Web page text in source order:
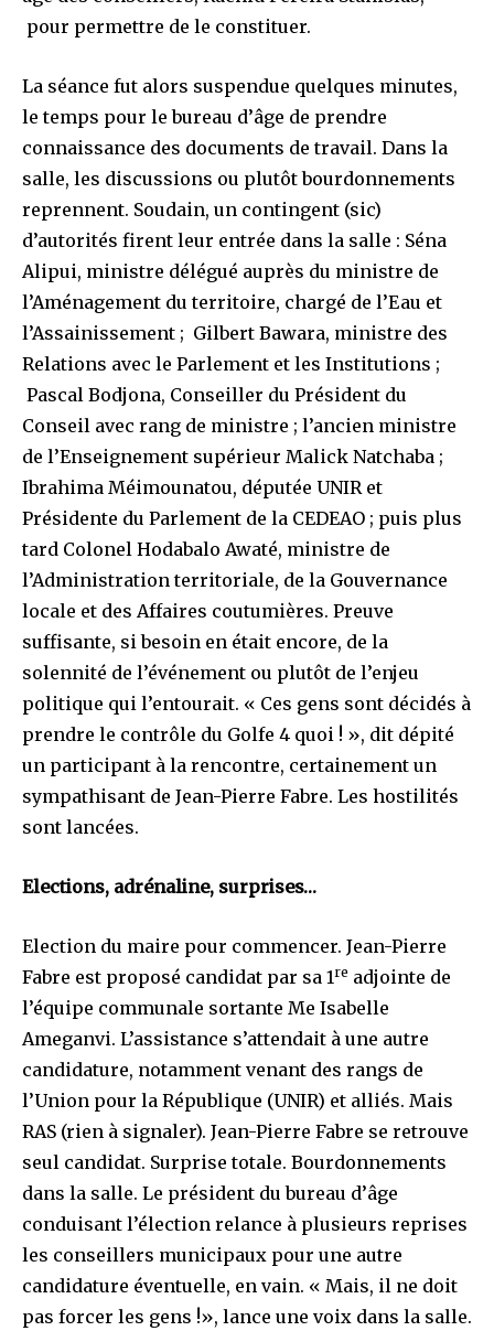
pour permettre de le constituer.
La séance fut alors suspendue quelques minutes,
le temps pour le bureau d’âge de prendre
connaissance des documents de travail. Dans la
salle, les discussions ou plutôt bourdonnements
reprennent. Soudain, un contingent (sic)
d’autorités firent leur entrée dans la salle : Séna
Alipui, ministre délégué auprès du ministre de
l’Aménagement du territoire, chargé de l’Eau et
l’Assainissement ; Gilbert Bawara, ministre des
Relations avec le Parlement et les Institutions ;
Pascal Bodjona, Conseiller du Président du
Conseil avec rang de ministre ; l’ancien ministre
de l’Enseignement supérieur Malick Natchaba ;
Ibrahima Méimounatou, députée UNIR et
Présidente du Parlement de la CEDEAO ; puis plus
tard Colonel Hodabalo Awaté, ministre de
l’Administration territoriale, de la Gouvernance
locale et des Affaires coutumières. Preuve
suffisante, si besoin en était encore, de la
solennité de l’événement ou plutôt de l’enjeu
politique qui l’entourait. « Ces gens sont décidés à
prendre le contrôle du Golfe 4 quoi ! », dit dépité
un participant à la rencontre, certainement un
sympathisant de Jean-Pierre Fabre. Les hostilités
sont lancées.
Elections, adrénaline, surprises…
Election du maire pour commencer. Jean-Pierre
Fabre est proposé candidat par sa 1 re adjointe de
l’équipe communale sortante Me Isabelle
Ameganvi. L’assistance s’attendait à une autre
candidature, notamment venant des rangs de
l’Union pour la République (UNIR) et alliés. Mais
RAS (rien à signaler). Jean-Pierre Fabre se retrouve
seul candidat. Surprise totale. Bourdonnements
dans la salle. Le président du bureau d’âge
conduisant l’élection relance à plusieurs reprises
les conseillers municipaux pour une autre
candidature éventuelle, en vain. « Mais, il ne doit
pas forcer les gens !», lance une voix dans la salle.